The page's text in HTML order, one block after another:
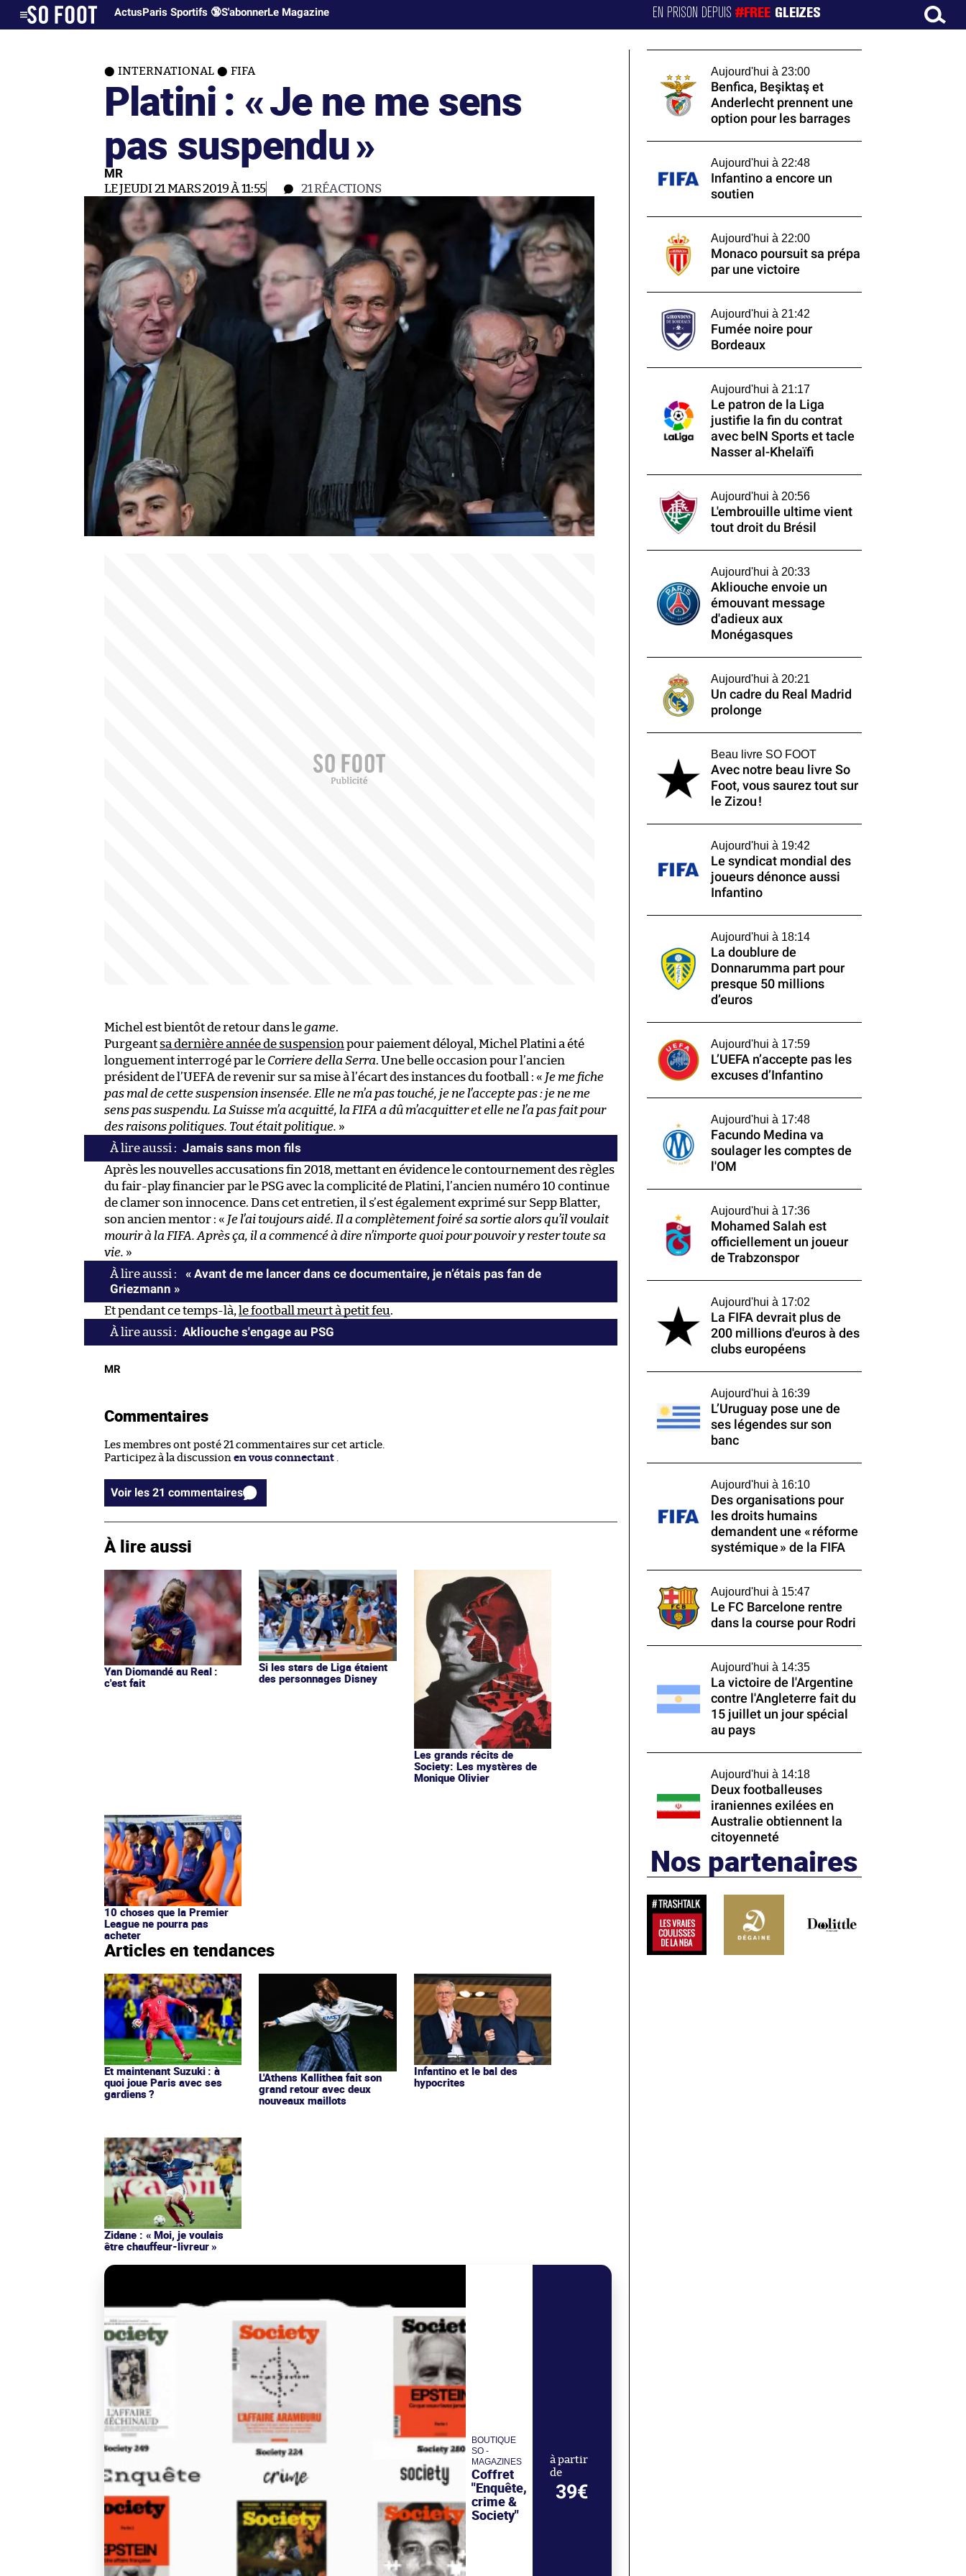
ActusParis Sportifs 🔞S'abonnerLe Magazine EN PRISON DEPUIS#FREE GLEIZES
INTERNATIONAL FIFA
Platini : «Je ne me sens
pas suspendu»
MR
LE JEUDI 21 MARS 2019 À 11:55 21RÉACTIONS
Michel est bientôt de retour dans legame.
Purgeant sa dernière année de suspension pour paiement déloyal, Michel Platini a été
longuement interrogé par le Corriere della Serra. Une belle occasion pour l’ancien
président de l’UEFA de revenir sur sa mise à l’écart des instances du football : « Je me fiche
pas mal de cette suspension insensée. Elle ne m’a pas touché, je ne l’accepte pas : je ne me
sens pas suspendu. La Suisse m’a acquitté, la FIFA a dû m’acquitter et elle ne l’a pas fait pour
des raisons politiques. Tout était politique. »
Jamais sans mon fils
Après les nouvelles accusations fin 2018, mettant en évidence le contournement des règles
du fair-play financier par le PSG avec la complicité de Platini, l’ancien numéro 10 continue
de clamer son innocence. Dans cet entretien, il s’est également exprimé sur Sepp Blatter,
son ancien mentor : « Je l’ai toujours aidé. Il a complètement foiré sa sortie alors qu’il voulait
mourir à la FIFA. Après ça, il a commencé à dire n’importe quoi pour pouvoir y rester toute sa
vie. »
« Avant de me lancer dans ce documentaire, je n’étais pas fan de
Griezmann »
Et pendant ce temps-là, le football meurt à petit feu.
Akliouche s'engage au PSG
MR
Commentaires
Les membres ont posté 21 commentaires sur cet article.
Participez à la discussion en vous connectant .
Voir les 21 commentaires
À lire aussi
Yan Diomandé au Real :
c'est fait
Si les stars de Liga étaient
des personnages Disney
Les grands récits de
Society: Les mystères de
Monique Olivier
10 choses que la Premier
League ne pourra pas
acheter
Articles en tendances
Et maintenant Suzuki : à
quoi joue Paris avec ses
gardiens ?
L'Athens Kallithea fait son
grand retour avec deux
nouveaux maillots
Infantino et le bal des
hypocrites
Zidane : « Moi, je voulais
être chauffeur-livreur »
BOUTIQUE
SO -
MAGAZINES
Coffret
"Enquête,
crime &
Society"
à partir
de
39€
Aujourd'hui à 23:00
Benfica, Beşiktaş et
Anderlecht prennent une
option pour les barrages
Aujourd'hui à 22:48
Infantino a encore un
soutien
Aujourd'hui à 22:00
Monaco poursuit sa prépa
par une victoire
Aujourd'hui à 21:42
Fumée noire pour
Bordeaux
Aujourd'hui à 21:17
Le patron de la Liga
justifie la fin du contrat
avec beIN Sports et tacle
Nasser al-Khelaïfi
Aujourd'hui à 20:56
L'embrouille ultime vient
tout droit du Brésil
Aujourd'hui à 20:33
Akliouche envoie un
émouvant message
d'adieux aux
Monégasques
Aujourd'hui à 20:21
Un cadre du Real Madrid
prolonge
Beau livre SO FOOT
Avec notre beau livre So
Foot, vous saurez tout sur
le Zizou !
Aujourd'hui à 19:42
Le syndicat mondial des
joueurs dénonce aussi
Infantino
Aujourd'hui à 18:14
La doublure de
Donnarumma part pour
presque 50 millions
d’euros
Aujourd'hui à 17:59
L’UEFA n’accepte pas les
excuses d’Infantino
Aujourd'hui à 17:48
Facundo Medina va
soulager les comptes de
l'OM
Aujourd'hui à 17:36
Mohamed Salah est
officiellement un joueur
de Trabzonspor
Aujourd'hui à 17:02
La FIFA devrait plus de
200 millions d'euros à des
clubs européens
Aujourd'hui à 16:39
L’Uruguay pose une de
ses légendes sur son
banc
Aujourd'hui à 16:10
Des organisations pour
les droits humains
demandent une « réforme
systémique » de la FIFA
Aujourd'hui à 15:47
Le FC Barcelone rentre
dans la course pour Rodri
Aujourd'hui à 14:35
La victoire de l'Argentine
contre l'Angleterre fait du
15 juillet un jour spécial
au pays
Aujourd'hui à 14:18
Deux footballeuses
iraniennes exilées en
Australie obtiennent la
citoyenneté
Nos partenaires